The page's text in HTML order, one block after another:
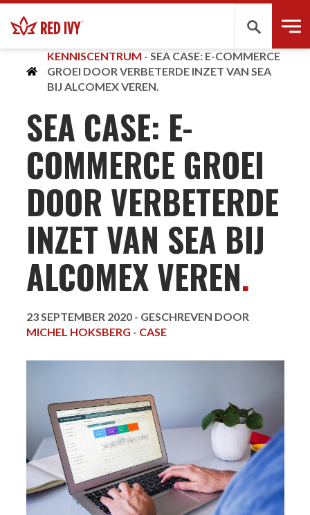
Zoeken
KENNISCENTRUM - SEA CASE: E-COMMERCE
GROEI DOOR VERBETERDE INZET VAN SEA
BIJ ALCOMEX VEREN.
SEA CASE: E-
COMMERCE GROEI
DOOR VERBETERDE
INZET VAN SEA BIJ
ALCOMEX VEREN.
23 SEPTEMBER 2020 - GESCHREVEN DOOR
MICHEL HOKSBERG - CASE